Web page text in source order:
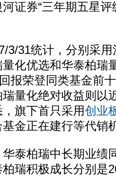
证券“三年期五星评
31统计，分别采用
化优选和华泰柏瑞
报荣登同类基金前
量化绝对收益则以
旗下首只采用创业
金正在建行等代销
柏瑞中长期业绩
瑞积极成长分别是